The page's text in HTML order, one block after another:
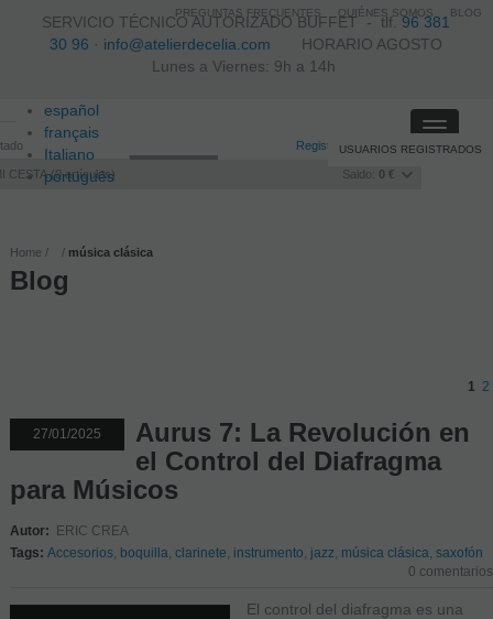
SERVICIO TÉCNICO AUTORIZADO BUFFET -tlf.96 381
30 96 · info@atelierdecelia.com HORARIO AGOSTO
Lunes a Viernes: 9h a 14h
español
français
Italiano
português
Registro /Iniciar sesión
CESTA 0artículos Saldo: 0 €
USUARIOS REGISTRADOS
Toggle
Home música clásica
Blog
1 2
27/01/2025
Aurus 7: La Revolución en
el Control del Diafragma
para Músicos
Autor: ERIC CREA
Tags: Accesorios, boquilla clarinete instrumento jazz música clásica saxofón
0 comentarios
El control del diafragma es una
PREGUNTAS FRECUENTES QUIÉNES SOMOS BLOG